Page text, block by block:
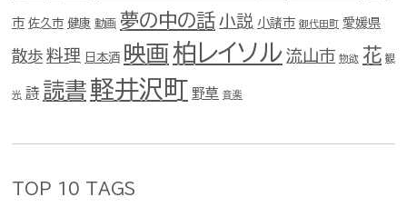
市 佐久市 健康 動画 夢の中の話 小説 小諸市 御代田町 愛媛県
散歩 料理 日本酒 映画 柏レイソル 流山市 物欲 花 観
光 詩 読書軽井沢町 野草 音楽
TOP 10 TAGS